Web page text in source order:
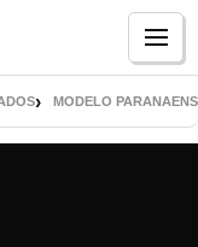
MODELO PARANAENSE